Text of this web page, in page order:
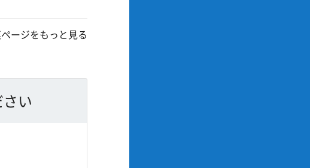
ージをもっと見る
い